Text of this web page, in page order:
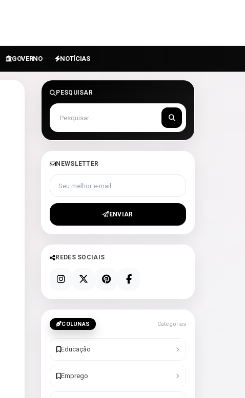
GOVERNO NOTÍCIAS
PESQUISAR
NEWSLETTER
Seu melhor e-mail
ENVIAR
REDES SOCIAIS
COLUNAS Categorias
Educação
Emprego